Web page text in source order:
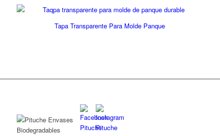
Tapa Transparente Para Molde Panque